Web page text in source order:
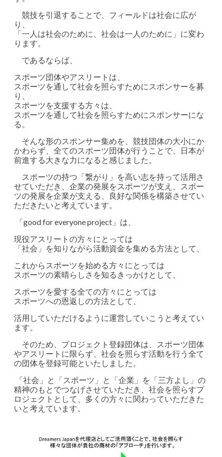
競技を引退することで、フィールドは社会に広が
り、
「一人は社会のために、社会は一人のために」に変わ
ります。
であるならば、
スポーツ団体やアスリートは、
スポーツを通して社会を照らすためにスポンサーを募
り、
スポーツを支援する方々は、
スポーツを通して社会を照らすためにスポンサーにな
る。
そんな形のスポンサー集めを、競技団体の大小にか
かわらず、全てのスポーツ団体が行うことで、日本が
前進する大きな力になると感じました。
スポーツの持つ「繋がり」を高い志を持って活用さ
せていただき、企業の発展をスポーツが支え、スポー
ツの発展を企業が支える、良好な関係を構築させてい
ただきたいと考えています。
「good for everyone project」は、
現役アスリートの方々にとっては
「社会」を知りながら活動資金を集める方法として、
これからスポーツを始める方々にとっては
スポーツの素晴らしさを知るきっかけとして、
スポーツを愛する全ての方々にとっては
スポーツへの恩返しの方法として、
活用していただけるように運営していこうと考えてい
ます。
そのため、プロジェクト登録団体は、スポーツ団体
やアスリートに限らず、社会を照らす活動を行う全て
の団体を登録可能といたしました。
「社会」と「スポーツ」と「企業」を「三方よし」の
精神のもとでつなげさせていただき、社会を照らすプ
ロジェクトとして、多くの方々に関わっていただきた
いと考えています。